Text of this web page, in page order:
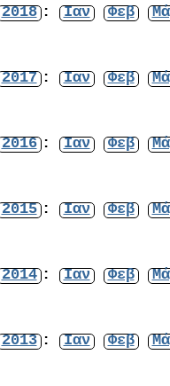
2018 : Ιαν Φεβ
2017 : Ιαν Φεβ
2016 : Ιαν Φεβ
2015 : Ιαν Φεβ
2014 : Ιαν Φεβ
2013 : Ιαν Φεβ